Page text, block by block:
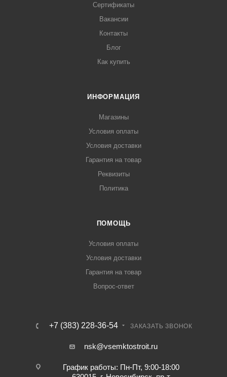
Сертификаты
Вакансии
Контакты
Блог
Как купить
ИНФОРМАЦИЯ
Магазины
Условия оплаты
Условия доставки
Гарантия на товар
Реквизиты
Политика
ПОМОЩЬ
Условия оплаты
Условия доставки
Гарантия на товар
Вопрос-ответ
+7 (383) 228-36-54 ЗАКАЗАТЬ ЗВОНОК
nsk@vsemktostroit.ru
График работы: Пн-Пт, 9:00-18:00